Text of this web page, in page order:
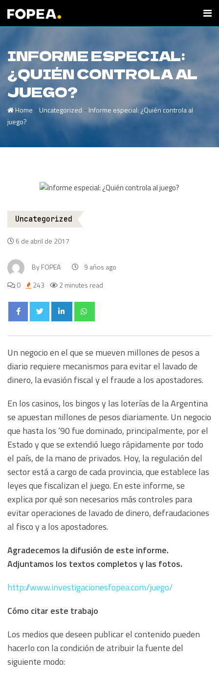
INFORME ESPECIAL:
¿QUIÉN CONTROLA AL
JUEGO?
Home -Uncategorized -Informe especial: ¿Quién controla al
juego?
Uncategorized
6 de abril de 2017
ByFOPEA
9 años ago
0
243 2 minutes read
Un negocio en el que se mueven millones de pesos a
diario requiere mecanismos para evitar el lavado de
dinero, la evasión fiscal y el fraude a los apostadores.
En los casinos, los bingos y las loterías de la Argentina
se apuestan millones de pesos diariamente. Un negocio
que hasta los ’90 fue dominado, principalmente, por el
Estado y que se extendió luego rápidamente por todo
el país, de la mano de privados. Hoy, la regulación del
sector está a cargo de cada provincia, que establece las
leyes que fiscalizan el juego. En este informe, se
explica por qué son necesarios más controles para
evitar operaciones de lavado de dinero, defraudaciones
al fisco y a los apostadores.
Agradecemos la difusión de este informe.
Adjuntamos los textos completos y las fotos.
http://www.investigacionesfopea.com/juego/
Cómo citar este trabajo
Los medios que deseen publicar el contenido pueden
hacerlo con la condición de atribuir la fuente del
siguiente modo: